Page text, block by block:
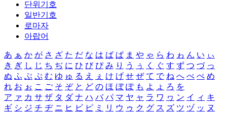
단위기호
일반기호
로마자
아랍어
あ ぁ か が さ ざ た だ な は ば ぱ ま や ゃ ら わ ゎ ん い ぃ
き ぎ し じ ち ぢ に ひ び ぴ み り う ぅ く ぐ す ず つ づ っ
ぬ ふ ぶ ぷ む ゆ ゅ る え ぇ け げ せ ぜ て で ね へ べ ぺ め
れ お ぉ こ ご そ ぞ と ど の ほ ぼ ぽ も よ ょ ろ を
ア ァ カ サ ザ タ ダ ナ ハ バ パ マ ヤ ャ ラ ワ ヮ ン イ ィ キ
ギ シ ジ チ ヂ ニ ヒ ビ ピ ミ リ ウ ゥ ク グ ス ズ ツ ヅ ッ ヌ